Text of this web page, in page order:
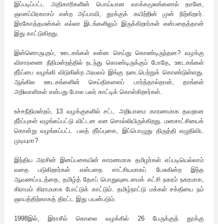
இப்படிப்பட்ட அதிகாரிகளின் பொய்யான வாக்கமூலங்களால் தானே,
ஞானப்பிரகாசம் என்ற அப்பாவி, தூக்குக் கயிற்றின் முன் நிற்கிறார்.
இரகோத்தமன்கள் எல்லா இடங்களிலும் இருக்கிறார்கள் என்பதைத்தான்
இது காட்டுகிறது.
இன்னொருபுறம், ஊடகங்கள் என்ன செய்து கொண்டிருந்தன? வழக்கு
விசாரணை நீதிமன்றத்தில் நடந்து கொண்டிருக்கும் போதே, ஊடகங்கள்
தீர்ப்பை வழங்கி விடுகின்ற அவலம் இங்கு நடைபெற்றுக் கொண்டுள்ளது.
ஆங்கில ஊடகங்களின் செய்திகளைப் பார்த்தால்தான், தாங்கள்
அறிவாளிகள் என்பது போல பலர் காட்டிக் கொள்கிறார்கள்.
உச்சநீதிமன்றம், 13 வழக்குகளில் சட்ட அறியாமை காரணமாக தவறான
தீர்ப்புகள் வழங்கப்பட்டு விட்டன என சொல்லியிருக்கிறது. மனசாட்சியைக்
கொன்று வழங்கப்பட்ட பலத் தீர்ப்புகை, இப்பொழுது திருத்தி எழுதிவிட
முடியுமா?
இந்திய அரசின் இனப்பகையின் காரணமாக தமிழர்கள் எப்படியெல்லாம்
வதை படுகிறார்கள் என்பதை சாட்சியமாகப் பேசுகின்ற இந்த
ஆவணப்படத்தை, தமிழ்த் தேசப் பொதுவுடைமைக் கட்சி நகரம் நகரமாக,
கிராமம் கிராமமாக போட்டுக் காட்டும். தமிழ்நாட்டு மக்கள் சக்தியை நம்
ஞாயத்திற்காகத் திரட்ட இது பயன்படும்.
1998இல், இராசீவ் கொலை வழக்கில் 26 பேருக்குத் தூக்கு